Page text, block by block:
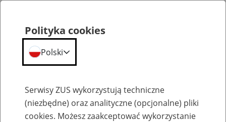
Odroczenie terminu płatności należności likwidowanego funduszu alimentacyjnego z
Polityka cookies
Polski
Serwisy ZUS wykorzystują techniczne
(niezbędne) oraz analityczne (opcjonalne) pliki
cookies. Możesz zaakceptować wykorzystanie